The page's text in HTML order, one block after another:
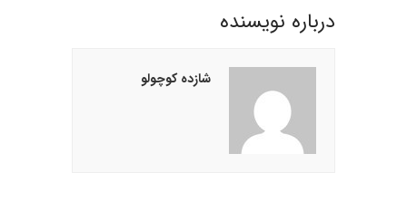
درباره نويسنده
شازده کوچولو